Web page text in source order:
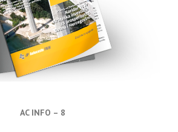
AC INFO – 8